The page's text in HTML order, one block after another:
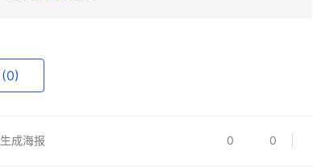
(0)
生成海报 0 0